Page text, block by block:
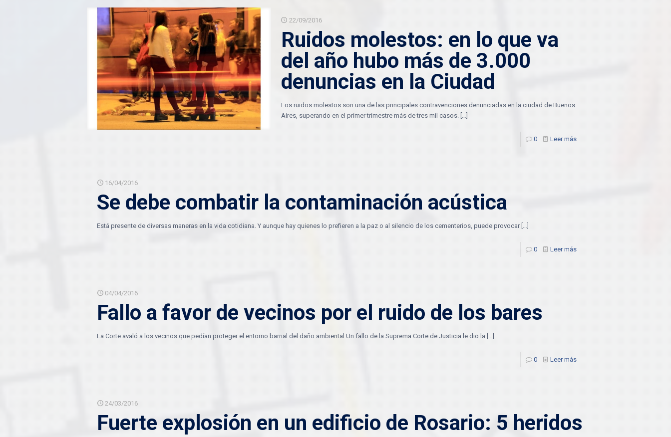
22/09/2016
Ruidos molestos: en lo que va
del año hubo más de 3.000
denuncias en la Ciudad
Los ruidos molestos son una de las principales contravenciones denunciadas en la ciudad de Buenos
Aires, superando en el primer trimestre más de tres mil casos.[…]
0 Leer más
16/04/2016
Se debe combatir la contaminación acústica
Está presente de diversas maneras en la vida cotidiana. Y aunque hay quienes lo prefieren a la paz o al silencio de los cementerios, puede provocar[…]
0 Leer más
04/04/2016
Fallo a favor de vecinos por el ruido de los bares
La Corte avaló a los vecinos que pedían proteger el entorno barrial del daño ambiental Un fallo de la Suprema Corte de Justicia le dio la […]
0 Leer más
24/03/2016
Fuerte explosión en un edificio de Rosario: 5 heridos